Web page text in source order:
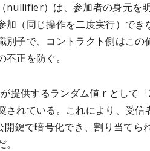
nullifier）は、参加者の身元を
加（同じ操作を二度実行）でき
別子で、コントラクト側はこの
正を防ぐ。
提供するランダム値 r として
されている。これにより、受信
開鍵で暗号化でき、割り当てら